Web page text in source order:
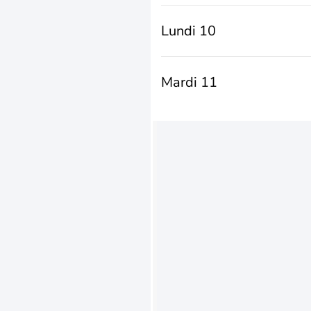
Lundi 10
Mardi 11